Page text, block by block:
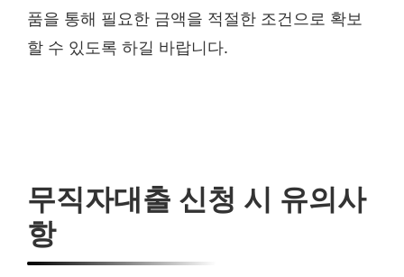
품을 통해 필요한 금액을 적절한 조건으로 확보
할 수 있도록 하길 바랍니다.
무직자대출 신청 시 유의사
항